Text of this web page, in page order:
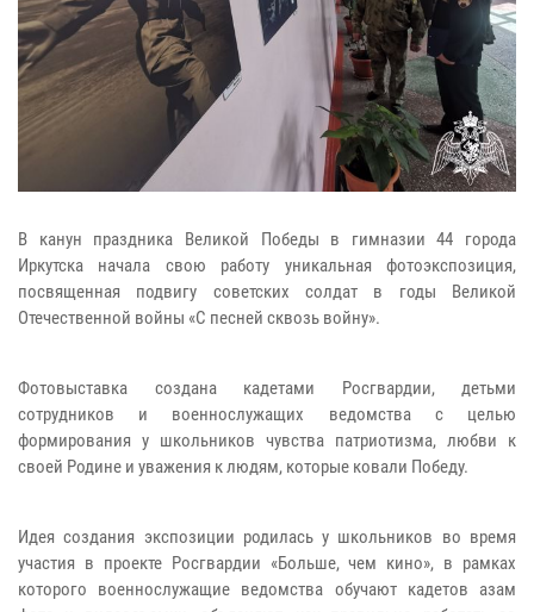
В канун праздника Великой Победы в гимназии 44 города
Иркутска начала свою работу уникальная фотоэкспозиция,
посвященная подвигу советских солдат в годы Великой
Отечественной войны «С песней сквозь войну».
Фотовыставка создана кадетами Росгвардии, детьми
сотрудников и военнослужащих ведомства с целью
формирования у школьников чувства патриотизма, любви к
своей Родине и уважения к людям, которые ковали Победу.
Идея создания экспозиции родилась у школьников во время
участия в проекте Росгвардии «Больше, чем кино», в рамках
которого военнослужащие ведомства обучают кадетов азам